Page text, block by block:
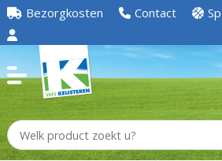
Bezorgkosten Contact